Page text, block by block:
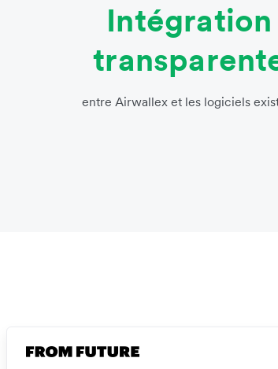
Intégration
entre Airwallex et les logiciels